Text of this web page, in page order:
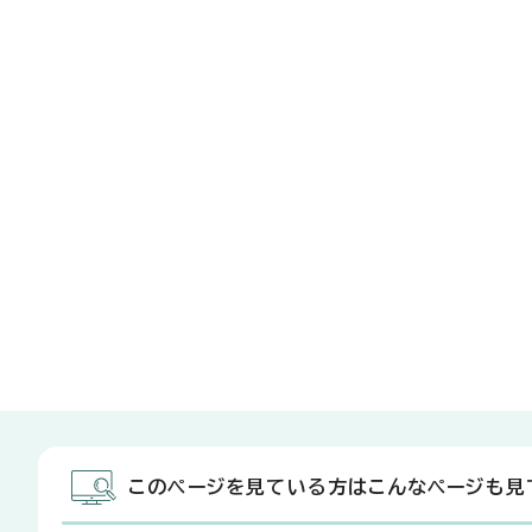
このページを見ている方はこんなページも見